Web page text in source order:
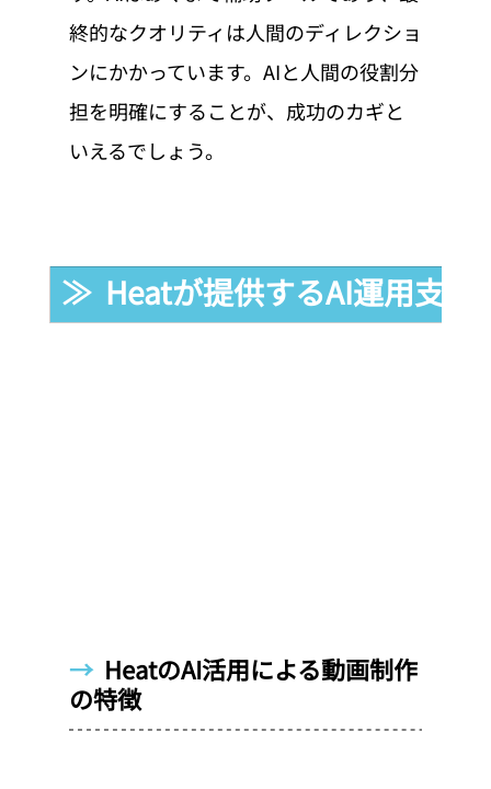
終的なクオリティは人間のディレクショ
ンにかかっています。AIと人間の役割分
担を明確にすることが、成功のカギと
いえるでしょう。
≫  Heatが提供するAI運用支援
→ HeatのAI活用による動画制作
の特徴